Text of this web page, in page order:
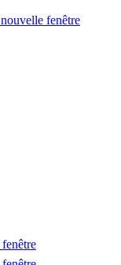
fenêtre